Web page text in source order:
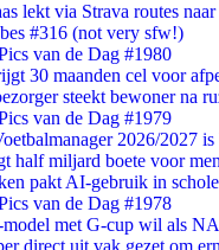
lekt via Strava routes naar
#316 (not very sfw!)
van de Dag #1980
30 maanden cel voor
steekt bewoner na
van de Dag #1979
2026/2027 is
half miljard boete voor
pakt AI-gebruik in
van de Dag #1978
met G-cup wil als
direct uit vak gezet om